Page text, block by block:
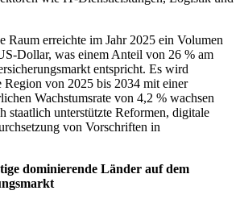
Raum erreichte im Jahr 2025 ein Volumen
Dollar, was einem Anteil von 26 % am
entspricht. Es wird
Region von 2025 bis 2034 mit einer
Wachstumsrate von 4,2 % wachsen
staatlich unterstützte Reformen, digitale
von Vorschriften in
dominierende Länder auf dem